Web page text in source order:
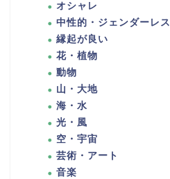
オシャレ
中性的・ジェンダーレス
縁起が良い
花・植物
動物
山・大地
海・水
光・風
空・宇宙
芸術・アート
音楽